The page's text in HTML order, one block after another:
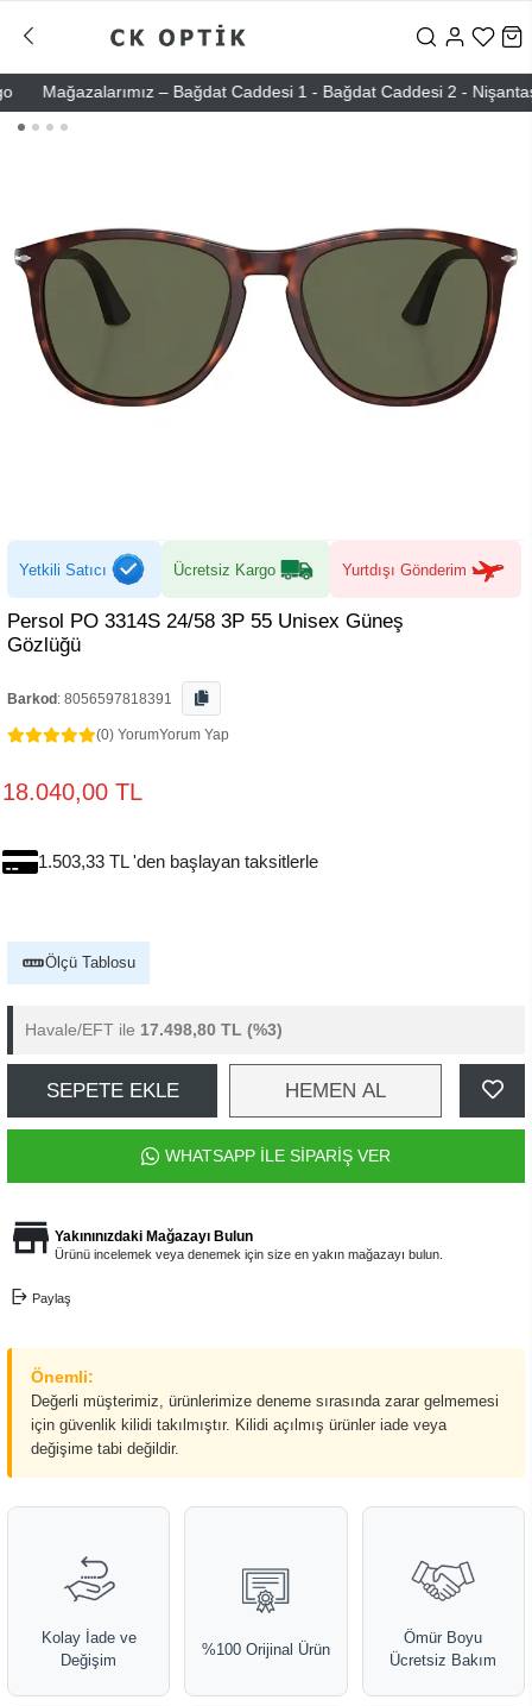
Mağazalarımız – Bağdat Caddesi 1 - Bağdat Caddesi 2 - Nişantaşı
Yetkili Satıcı Ücretsiz Kargo Yurtdışı Gönderim
Persol PO 3314S 24/58 3P 55 Unisex Güneş
Gözlüğü
Barkod : 8056597818391
(0) YorumYorum Yap
18.040,00 TL
1.503,33 TL 'den başlayan taksitlerle
Ölçü Tablosu
Havale/EFT ile 17.498,80 TL (%3)
SEPETE EKLE HEMEN AL
WHATSAPP İLE SİPARİŞ VER
Yakınınızdaki Mağazayı Bulun
Ürünü incelemek veya denemek için size en yakın mağazayı bulun.
Paylaş
Önemli:
Değerli müşterimiz, ürünlerimize deneme sırasında zarar gelmemesi
için güvenlik kilidi takılmıştır. Kilidi açılmış ürünler iade veya
değişime tabi değildir.
Kolay İade ve
Değişim
%100 Orijinal Ürün
Ömür Boyu
Ücretsiz Bakım